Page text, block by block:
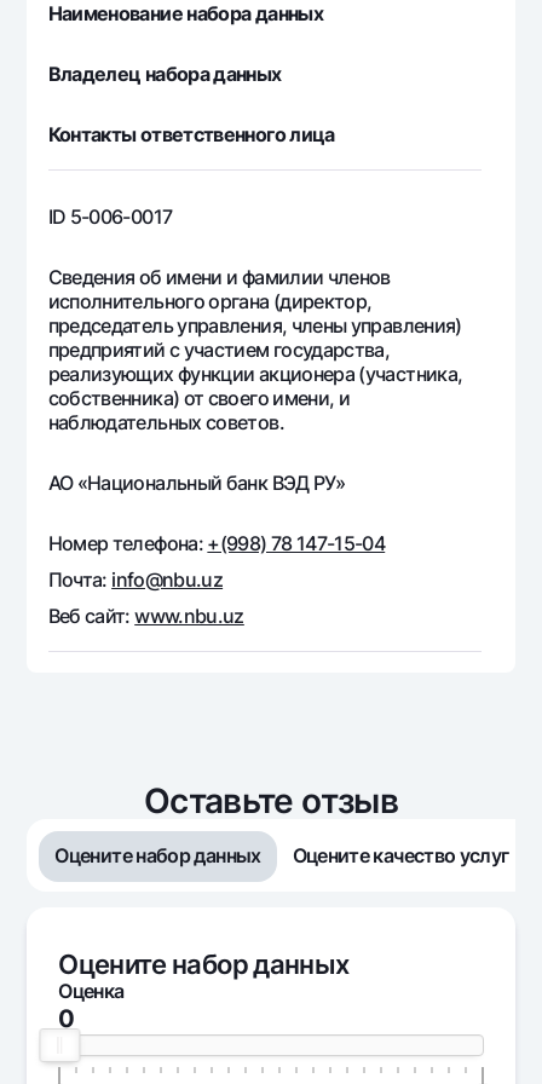
Офисы и банкоматы
Контакт-центр
Наименование набора данных
Владелец набора данных
Контакты ответственного лица
ID 5-006-0017
Сведения об имени и фамилии членов
исполнительного органа (директор,
председатель управления, члены управления)
предприятий с участием государства,
реализующих функции акционера (участника,
собственника) от своего имени, и
наблюдательных советов.
АО «Национальный банк ВЭД РУ»
Номер телефона: +(998) 78 147-15-04
Почта: info@nbu.uz
Веб сайт:www.nbu.uz
Оставьте отзыв
Оцените набор данных Оцените качество услуг
Оцените набор данных
Оценка
0